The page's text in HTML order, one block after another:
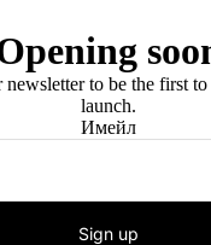
newsletter to be the first
launch.
Имейл
Sign up